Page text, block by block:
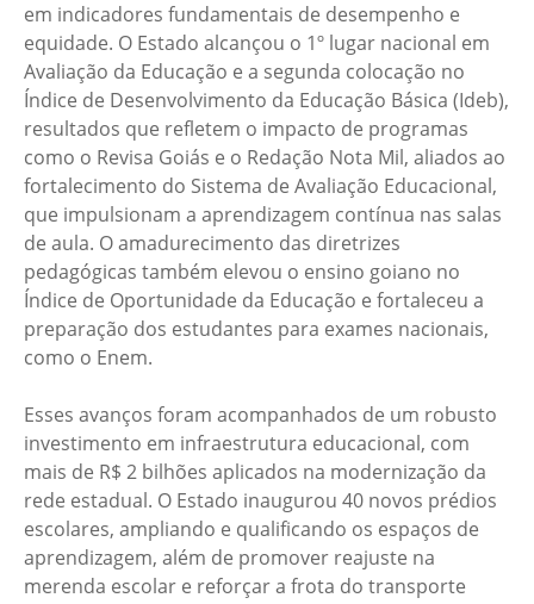
em indicadores fundamentais de desempenho e
equidade. O Estado alcançou o 1º lugar nacional em
Avaliação da Educação e a segunda colocação no
Índice de Desenvolvimento da Educação Básica (Ideb),
resultados que refletem o impacto de programas
como o Revisa Goiás e o Redação Nota Mil, aliados ao
fortalecimento do Sistema de Avaliação Educacional,
que impulsionam a aprendizagem contínua nas salas
de aula. O amadurecimento das diretrizes
pedagógicas também elevou o ensino goiano no
Índice de Oportunidade da Educação e fortaleceu a
preparação dos estudantes para exames nacionais,
como o Enem.
Esses avanços foram acompanhados de um robusto
investimento em infraestrutura educacional, com
mais de R$ 2 bilhões aplicados na modernização da
rede estadual. O Estado inaugurou 40 novos prédios
escolares, ampliando e qualificando os espaços de
aprendizagem, além de promover reajuste na
merenda escolar e reforçar a frota do transporte